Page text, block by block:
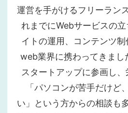
運営を手がけるフリーラン
れまでにWebサービスの
イトの運用、コンテンツ
web業界に携わってきまし
スタートアップに参画し、
「パソコンが苦手だけど
い」という方からの相談も